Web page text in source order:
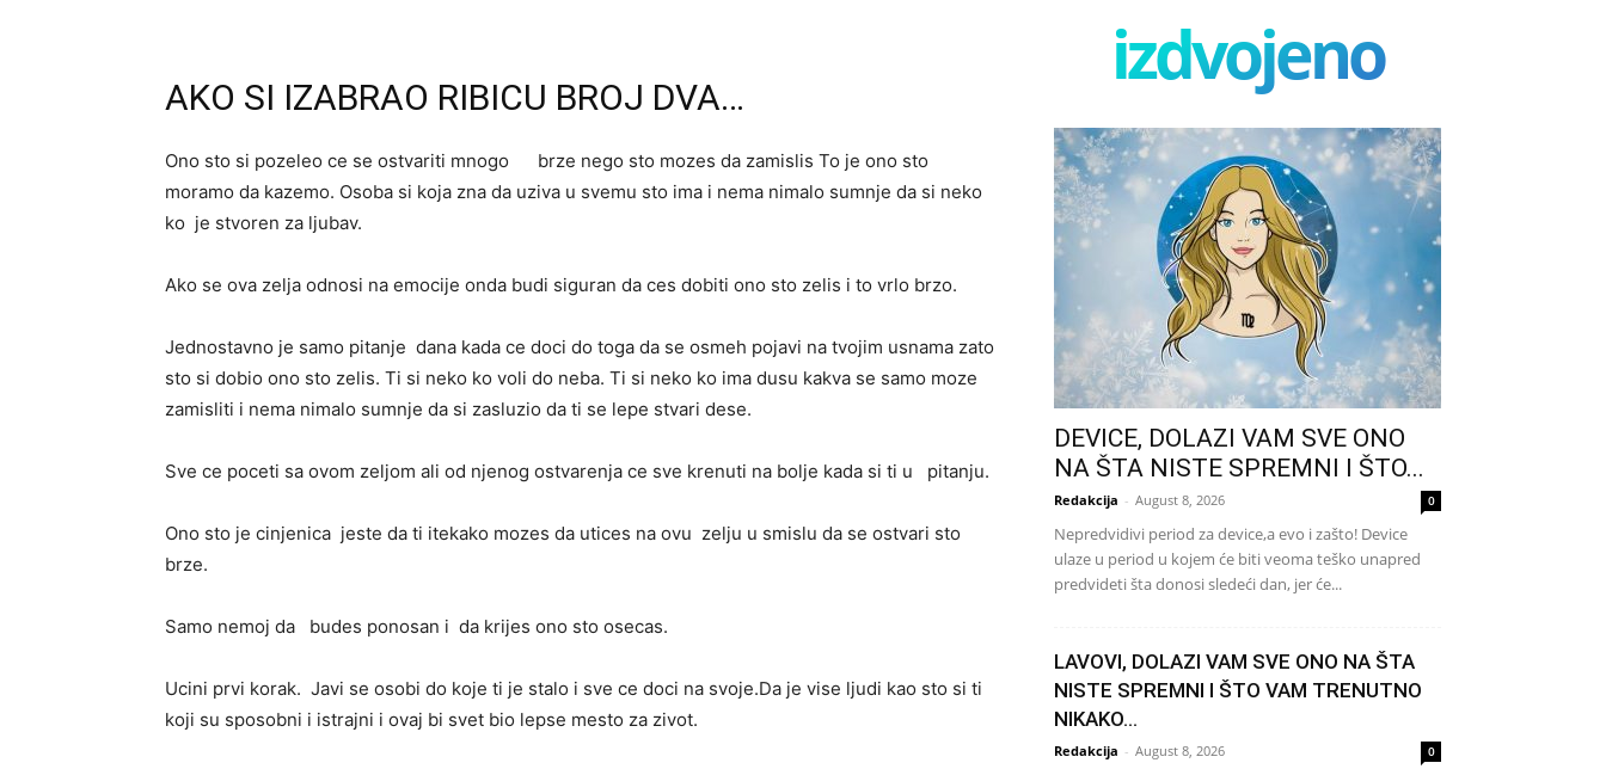
AKO SI IZABRAO RIBICU BROJ DVA…
Ono sto si pozeleo ce se ostvariti mnogo brze nego sto mozes da zamislis To je ono sto
moramo da kazemo. Osoba si koja zna da uziva u svemu sto ima i nema nimalo sumnje da si neko
ko je stvoren za ljubav.
Ako se ova zelja odnosi na emocije onda budi siguran da ces dobiti ono sto zelis i to vrlo brzo.
Jednostavno je samo pitanje dana kada ce doci do toga da se osmeh pojavi na tvojim usnama zato
sto si dobio ono sto zelis. Ti si neko ko voli do neba. Ti si neko ko ima dusu kakva se samo moze
zamisliti i nema nimalo sumnje da si zasluzio da ti se lepe stvari dese.
Sve ce poceti sa ovom zeljom ali od njenog ostvarenja ce sve krenuti na bolje kada si ti u pitanju.
Ono sto je cinjenica jeste da ti itekako mozes da utices na ovu zelju u smislu da se ostvari sto
brze.
Samo nemoj da budes ponosan i da krijes ono sto osecas.
Ucini prvi korak. Javi se osobi do koje ti je stalo i sve ce doci na svoje.Da je vise ljudi kao sto si ti
koji su sposobni i istrajni i ovaj bi svet bio lepse mesto za zivot.
izdvojeno
DEVICE, DOLAZI VAM SVE ONO
NA ŠTA NISTE SPREMNI I ŠTO...
Redakcija - August 8, 2026 0
Nepredvidivi period za device,a evo i zašto! Device
ulaze u period u kojem će biti veoma teško unapred
predvideti šta donosi sledeći dan, jer će...
LAVOVI, DOLAZI VAM SVE ONO NA ŠTA
NISTE SPREMNI I ŠTO VAM TRENUTNO
NIKAKO...
Redakcija - August 8, 2026 0